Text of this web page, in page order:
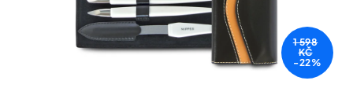
1 598
KČ
-22%